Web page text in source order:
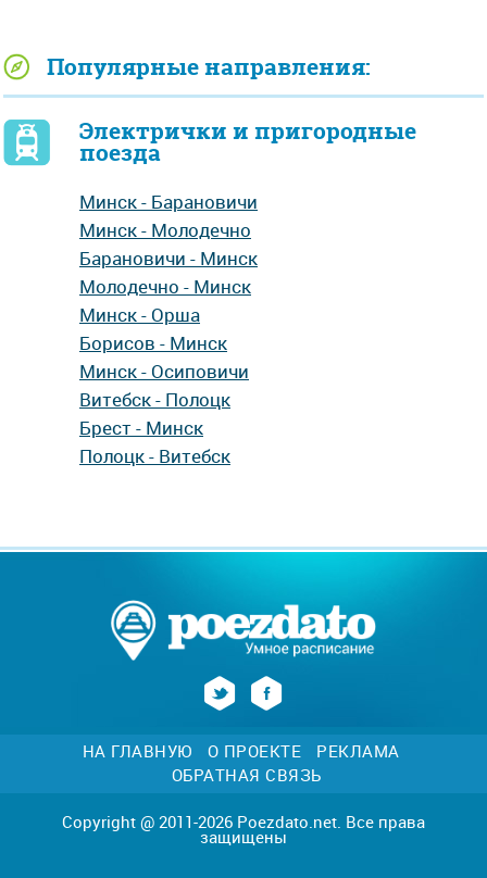
Популярные направления:
Электрички и пригородные
поезда
Минск - Барановичи
Минск - Молодечно
Барановичи - Минск
Молодечно - Минск
Минск - Орша
Борисов - Минск
Минск - Осиповичи
Витебск - Полоцк
Брест - Минск
Полоцк - Витебск
НА ГЛАВНУЮ О ПРОЕКТЕ
РЕКЛАМА
ОБРАТНАЯ СВЯЗЬ
Copyright @ 2011-2026 Poezdato.net. Все права
защищены